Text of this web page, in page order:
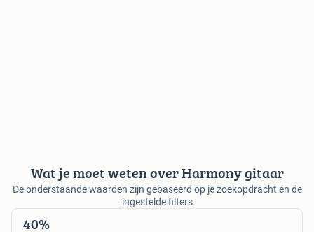
Wat je moet weten over Harmony gitaar
De onderstaande waarden zijn gebaseerd op je zoekopdracht en de
ingestelde filters
40%